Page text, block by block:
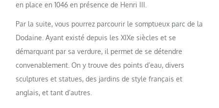
en place en 1046 en présence de Henri III.
Par la suite, vous pourrez parcourir le somptueux parc de la
Dodaine. Ayant existé depuis les XIXe siècles et se
démarquant par sa verdure, il permet de se détendre
convenablement. On y trouve des points d’eau, divers
sculptures et statues, des jardins de style français et
anglais, et tant d’autres.